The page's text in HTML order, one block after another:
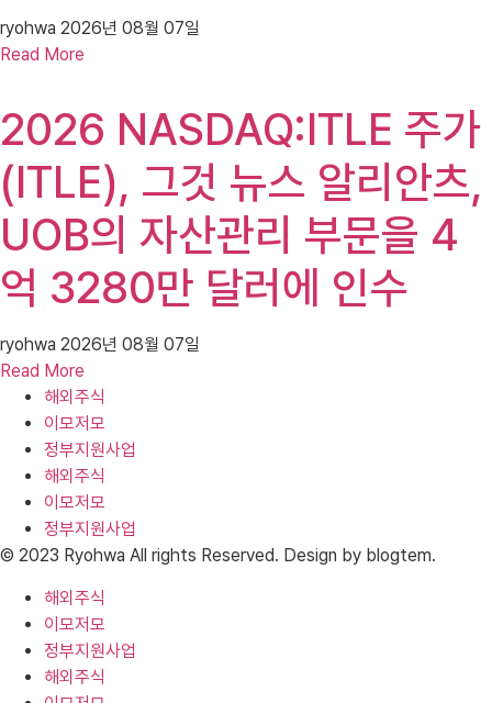
ryohwa 2026년 08월 07일
Read More
2026 NASDAQ:ITLE 주가
(ITLE), 그것 뉴스 알리안츠,
UOB의 자산관리 부문을 4
억 3280만 달러에 인수
ryohwa 2026년 08월 07일
Read More
해외주식
이모저모
정부지원사업
해외주식
이모저모
정부지원사업
© 2023 Ryohwa All rights Reserved. Design by blogtem.
해외주식
이모저모
정부지원사업
해외주식